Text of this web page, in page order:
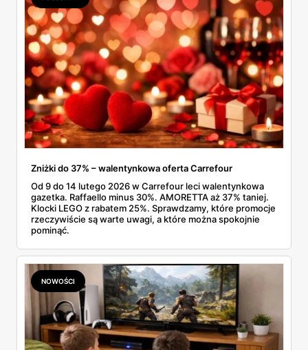
się usprawniać również swoje usługi informatyczne,
wymianę informacji itp.
rzadkość. Cały komplet na majowe wypady da się ogarnąć
w jednym sklepie.
Zniżki do 37% – walentynkowa oferta Carrefour
Od 9 do 14 lutego 2026 w Carrefour leci walentynkowa
gazetka. Raffaello minus 30%. AMORETTA aż 37% taniej.
Klocki LEGO z rabatem 25%. Sprawdzamy, które promocje
rzeczywiście są warte uwagi, a które można spokojnie
pominąć.
NOWOŚCI